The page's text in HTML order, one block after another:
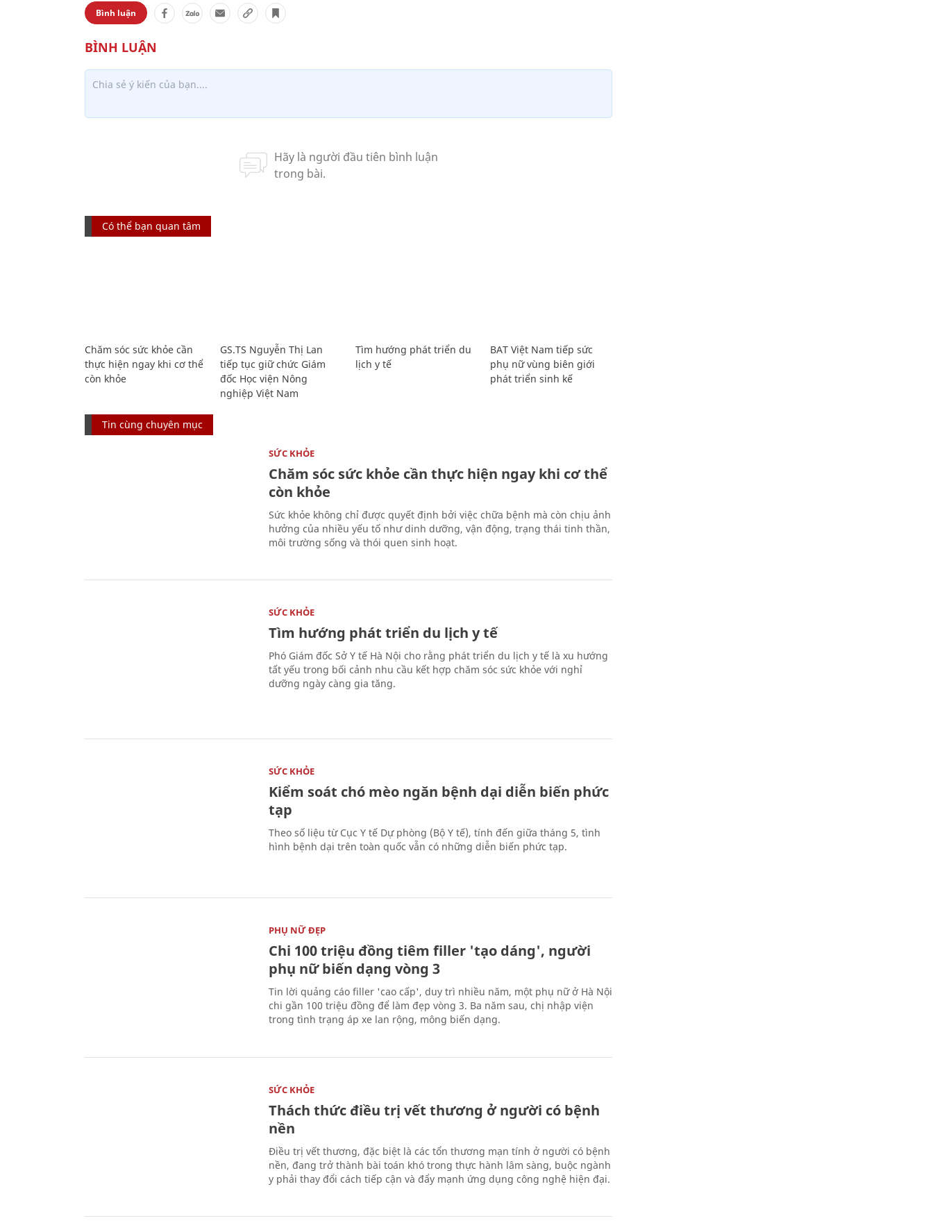
Bình luận
Có thể bạn quan tâm
Chăm sóc sức khỏe cần
thực hiện ngay khi cơ thể
còn khỏe
GS.TS Nguyễn Thị Lan
tiếp tục giữ chức Giám
đốc Học viện Nông
nghiệp Việt Nam
Tìm hướng phát triển du
lịch y tế
BAT Việt Nam tiếp sức
phụ nữ vùng biên giới
phát triển sinh kế
Tin cùng chuyên mục
SỨC KHỎE
Chăm sóc sức khỏe cần thực hiện ngay khi cơ thể
còn khỏe
Sức khỏe không chỉ được quyết định bởi việc chữa bệnh mà còn chịu ảnh
hưởng của nhiều yếu tố như dinh dưỡng, vận động, trạng thái tinh thần,
môi trường sống và thói quen sinh hoạt.
SỨC KHỎE
Tìm hướng phát triển du lịch y tế
Phó Giám đốc Sở Y tế Hà Nội cho rằng phát triển du lịch y tế là xu hướng
tất yếu trong bối cảnh nhu cầu kết hợp chăm sóc sức khỏe với nghỉ
dưỡng ngày càng gia tăng.
SỨC KHỎE
Kiểm soát chó mèo ngăn bệnh dại diễn biến phức
tạp
Theo số liệu từ Cục Y tế Dự phòng (Bộ Y tế), tính đến giữa tháng 5, tình
hình bệnh dại trên toàn quốc vẫn có những diễn biến phức tạp.
PHỤ NỮ ĐẸP
Chi 100 triệu đồng tiêm filler 'tạo dáng', người
phụ nữ biến dạng vòng 3
Tin lời quảng cáo filler 'cao cấp', duy trì nhiều năm, một phụ nữ ở Hà Nội
chi gần 100 triệu đồng để làm đẹp vòng 3. Ba năm sau, chị nhập viện
trong tình trạng áp xe lan rộng, mông biến dạng.
SỨC KHỎE
Thách thức điều trị vết thương ở người có bệnh
nền
Điều trị vết thương, đặc biệt là các tổn thương mạn tính ở người có bệnh
nền, đang trở thành bài toán khó trong thực hành lâm sàng, buộc ngành
y phải thay đổi cách tiếp cận và đẩy mạnh ứng dụng công nghệ hiện đại.